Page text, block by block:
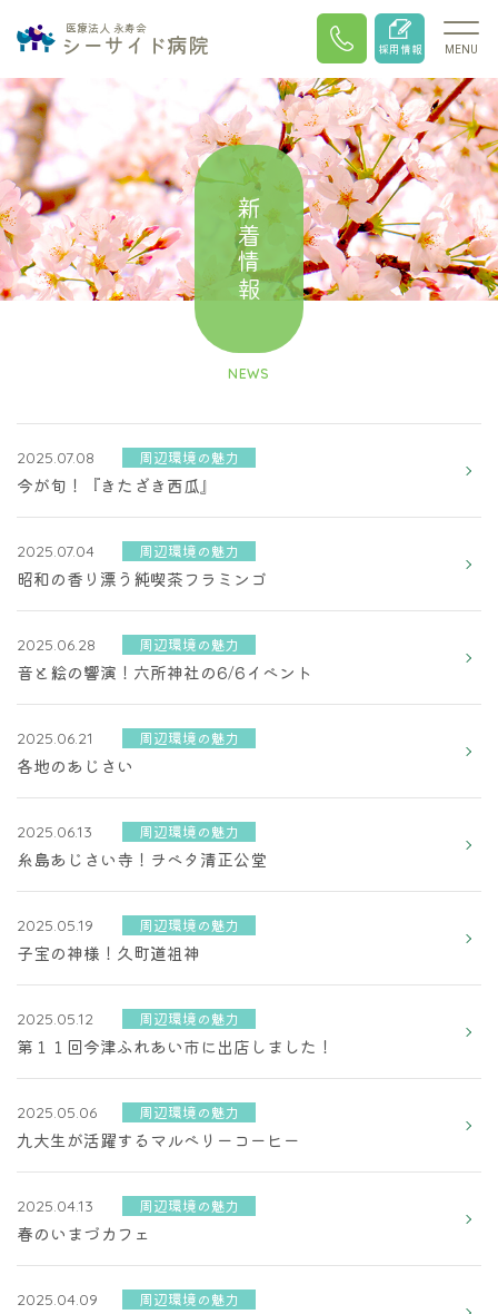
医療法人 永寿会
シーサイド病院 採用情報 MENU
新着情報
NEWS
2025.07.08 周辺環境の魅力
今が旬！『きたざき西瓜』
2025.07.04 周辺環境の魅力
昭和の香り漂う純喫茶フラミンゴ
2025.06.28 周辺環境の魅力
音と絵の響演！六所神社の6/6イベント
2025.06.21 周辺環境の魅力
各地のあじさい
2025.06.13 周辺環境の魅力
糸島あじさい寺！ヲベタ清正公堂
2025.05.19 周辺環境の魅力
子宝の神様！久町道祖神
2025.05.12 周辺環境の魅力
第１１回今津ふれあい市に出店しました！
2025.05.06 周辺環境の魅力
九大生が活躍するマルベリーコーヒー
2025.04.13 周辺環境の魅力
春のいまづカフェ
2025.04.09 周辺環境の魅力